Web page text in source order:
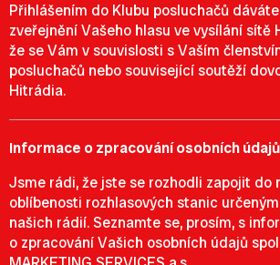
Přihlášením do Klubu posluchačů
zveřejnění Vašeho hlasu ve vysílání sítě
že se Vám v souvislosti s Vaším
posluchačů nebo související soutěží
Hitrádia.
Informace o zpracování osobních
Jsme rádi, že jste se rozhodli zapojit do
oblíbenosti rozhlasových stanic
našich rádií. Seznamte se, prosím, s
o zpracování Vašich osobních údajů